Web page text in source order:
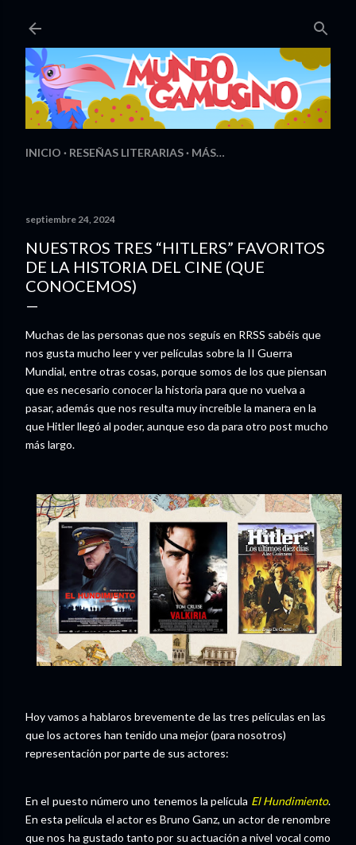
INICIO RESEÑAS LITERARIAS MÁS…
septiembre 24, 2024
NUESTROS TRES “HITLERS” FAVORITOS
DE LA HISTORIA DEL CINE (QUE
CONOCEMOS)
Muchas de las personas que nos seguís en RRSS sabéis que
nos gusta mucho leer y ver películas sobre la II Guerra
Mundial, entre otras cosas, porque somos de los que piensan
que es necesario conocer la historia para que no vuelva a
pasar, además que nos resulta muy increíble la manera en la
que Hitler llegó al poder, aunque eso da para otro post mucho
más largo.
Hoy vamos a hablaros brevemente de las tres películas en las
que los actores han tenido una mejor (para nosotros)
representación por parte de sus actores:
En el puesto número uno tenemos la película El Hundimiento.
En esta película el actor es Bruno Ganz, un actor de renombre
que nos ha gustado tanto por su actuación a nivel vocal como